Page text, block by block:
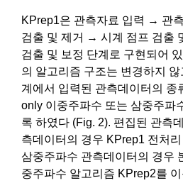
KPrep1은 관측자료 입력 → 관
검출 및 제거 → 시계 점프 검출
검출 및 보정 단계로 구현되어
의 알고리즘 구조는 변경하지
계에서 입력된 관측데이터의 종
only 이중주파수 또는 삼중주파
록 하였다 (Fig. 2). 편집된 관측
측데이터의 경우 KPrep1 전처
삼중주파수 관측데이터의 경우
중주파수 알고리즘 KPrep2를